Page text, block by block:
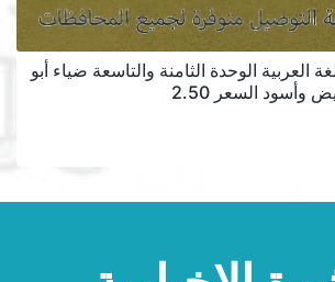
العربية الوحدة الثامنة والتاسعة ضياء أبو